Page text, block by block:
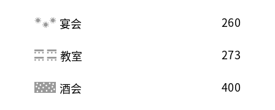
宴会
260
教室 273
酒会 400